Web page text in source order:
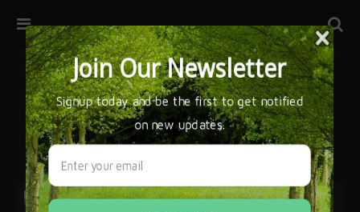
32ª edición de Ciutat Flamenco 2026 * 16 – 25 Octubre,